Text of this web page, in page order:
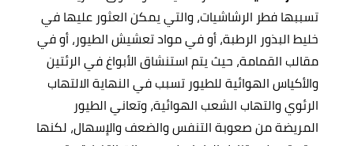
تسببها فطر الرشاشيات، والتي يمكن العثور عليها في
خليط البذور الرطبة، أو في مواد تعشيش الطيور، أو في
مقالب القمامة، حيث يتم استنشاق الأبواغ في الرئتين
والأكياس الهوائية للطيور تسبب في النهاية الالتهاب
الرئوي والتهاب الشعب الهوائية، وتعاني الطيور
المريضة من صعوبة التنفس والضعف والإسهال، لكنها